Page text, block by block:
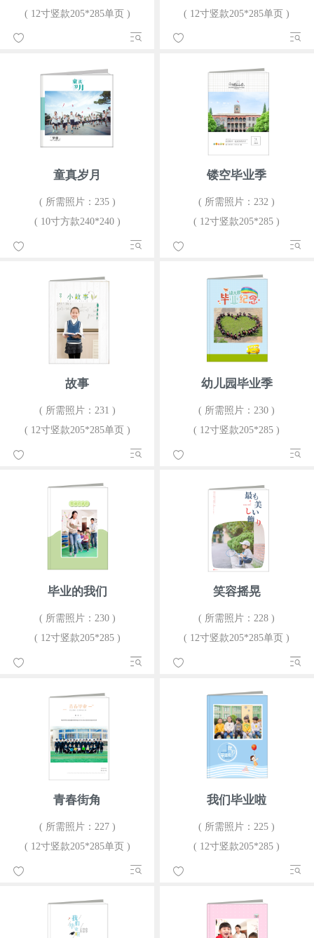
( 12寸竖款205*285单页 )
( 12寸竖款205*285单页 )
童真岁月
( 所需照片：235 )
( 10寸方款240*240 )
镂空毕业季
( 所需照片：232 )
( 12寸竖款205*285 )
故事
( 所需照片：231 )
( 12寸竖款205*285单页 )
幼儿园毕业季
( 所需照片：230 )
( 12寸竖款205*285 )
毕业的我们
( 所需照片：230 )
( 12寸竖款205*285 )
笑容摇晃
( 所需照片：228 )
( 12寸竖款205*285单页 )
青春街角
( 所需照片：227 )
( 12寸竖款205*285单页 )
我们毕业啦
( 所需照片：225 )
( 12寸竖款205*285 )